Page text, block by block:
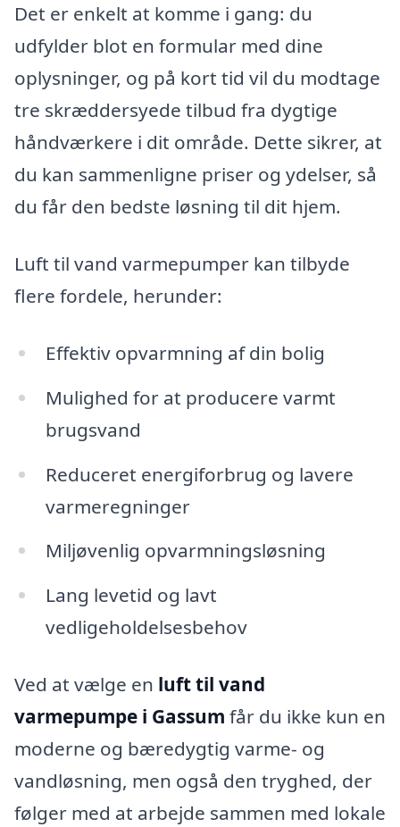
Det er enkelt at komme i gang: du
udfylder blot en formular med dine
oplysninger, og på kort tid vil du modtage
tre skræddersyede tilbud fra dygtige
håndværkere i dit område. Dette sikrer, at
du kan sammenligne priser og ydelser, så
du får den bedste løsning til dit hjem.
Luft til vand varmepumper kan tilbyde
flere fordele, herunder:
Effektiv opvarmning af din bolig
Mulighed for at producere varmt
brugsvand
Reduceret energiforbrug og lavere
varmeregninger
Miljøvenlig opvarmningsløsning
Lang levetid og lavt
vedligeholdelsesbehov
Ved at vælge en luft til vand
varmepumpe i Gassum får du ikke kun en
moderne og bæredygtig varme- og
vandløsning, men også den tryghed, der
følger med at arbejde sammen med lokale